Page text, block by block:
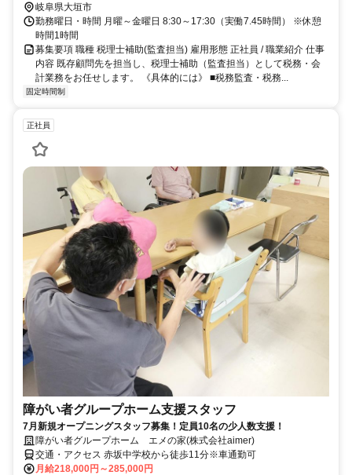
岐阜県大垣市
勤務曜日・時間 月曜～金曜日 8:30～17:30（実働7.45時間） ※休憩
時間1時間
募集要項 職種 税理士補助(監査担当) 雇用形態 正社員 / 職業紹介 仕事
内容 既存顧問先を担当し、税理士補助（監査担当）として税務・会
計業務をお任せします。 《具体的には》 ■税務監査・税務...
固定時間制
正社員
障がい者グループホーム支援スタッフ
7月新規オープニングスタッフ募集！定員10名の少人数支援！
障がい者グループホーム エメの家(株式会社aimer)
交通・アクセス 赤坂中学校から徒歩11分※車通勤可
月給218,000円～285,000円